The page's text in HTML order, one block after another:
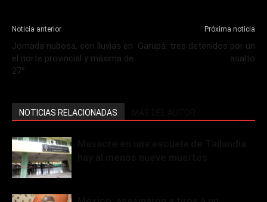
Noticia anterior
Jornada nubosa, con lluvias en
el norte provincial y máxima de
27°
Próxima noticia
Garupá: tres detenidos por un
asalto
NOTICIAS RELACIONADAS